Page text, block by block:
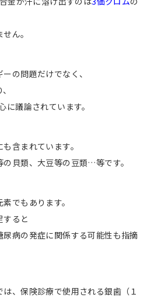
ん。
の問題だけでなく、
議論されています。
含まれています。
貝類、大豆等の豆類…等です。
でもあります。
すると
病の発症に関係する可能性も指摘
、保険診療で使用される銀歯（１